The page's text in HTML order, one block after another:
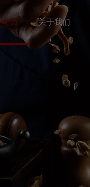
首 页 关于我们